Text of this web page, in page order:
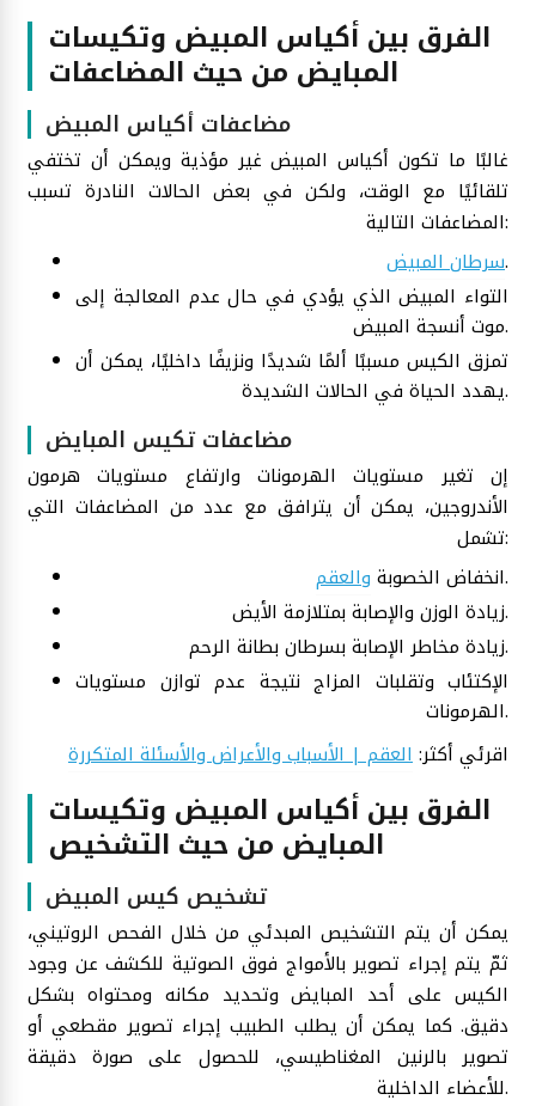
الفرق بين أكياس المبيض وتكيسات
المبايض من حيث المضاعفات
مضاعفات أكياس المبيض
غالبًا ما تكون أكياس المبيض غير مؤذية ويمكن أن تختفي
تلقائيًا مع الوقت، ولكن في بعض الحالات النادرة تسبب
المضاعفات التالية:
سرطان المبيض.
التواء المبيض الذي يؤدي في حال عدم المعالجة إلى
موت أنسجة المبيض.
تمزق الكيس مسببًا ألمًا شديدًا ونزيفًا داخليًا، يمكن أن
يهدد الحياة في الحالات الشديدة.
مضاعفات تكيس المبايض
إن تغير مستويات الهرمونات وارتفاع مستويات هرمون
الأندروجين، يمكن أن يترافق مع عدد من المضاعفات التي
تشمل:
انخفاض الخصوبة والعقم
.
زيادة الوزن والإصابة بمتلازمة الأيض.
زيادة مخاطر الإصابة بسرطان بطانة الرحم.
الإكتئاب وتقلبات المزاج نتيجة عدم توازن مستويات
الهرمونات.
اقرئي أكثر:العقم | الأسباب والأعراض والأسئلة المتكررة
الفرق بين أكياس المبيض وتكيسات
المبايض من حيث التشخيص
تشخيص كيس المبيض
يمكن أن يتم التشخيص المبدئي من خلال الفحص الروتيني،
ثمّ يتم إجراء تصوير بالأمواج فوق الصوتية للكشف عن وجود
الكيس على أحد المبايض وتحديد مكانه ومحتواه بشكل
دقيق. كما يمكن أن يطلب الطبيب إجراء تصوير مقطعي أو
تصوير بالرنين المغناطيسي، للحصول على صورة دقيقة
للأعضاء الداخلية.